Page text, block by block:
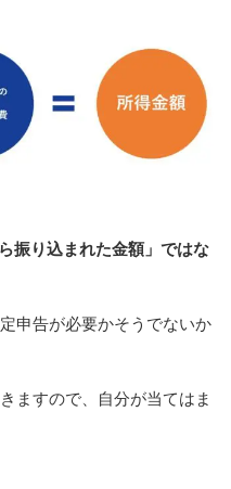
振り込まれた金額」ではな
申告が必要かそうでないか
ますので、自分が当てはま